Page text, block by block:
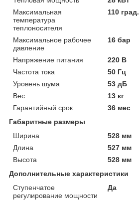
Максимальная
температура
теплоносителя
110 град.
Максимальное рабочее
давление
16 бар
Напряжение питания
220 В
Частота тока
50 Гц
Уровень шума
53 дБ
Вес
13 кг
Гарантийный срок
36 мес
Габаритные размеры
Ширина
528 мм
Длина
527 мм
Высота
528 мм
Дополнительные характеристики
Ступенчатое
регулирование мощности
Да